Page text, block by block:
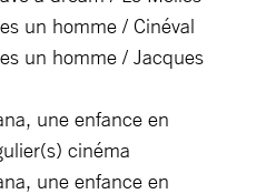
un homme / Cinéval
un homme / Jacques
une enfance en
cinéma
une enfance en